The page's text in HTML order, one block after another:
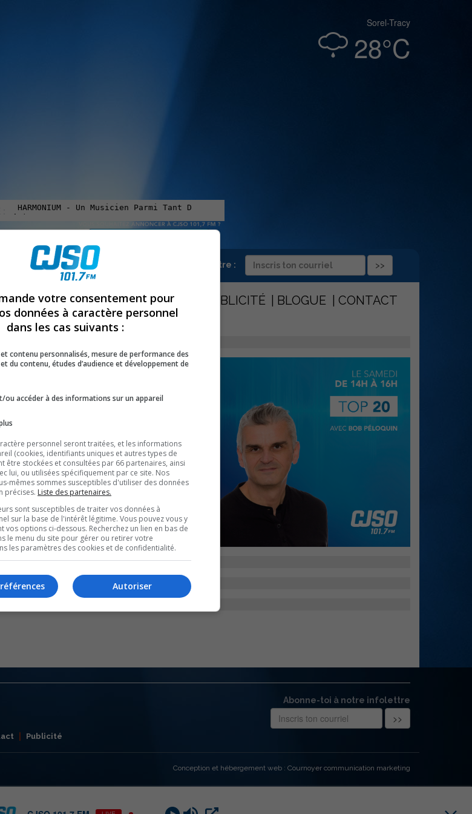
Sorel-Tracy
28°C
Tracy et la région, abonne-toi à notre infolettre :
ÉMISSIONS CONCOURS PUBLICITÉ BLOGUE CONTACT
SES POMPIERS COMME PREMIERS
Abonne-toi à notre infolettre
Publicité
Conception et hébergement web : Cournoyer communication marketing
votre consentement pour
données à caractère personnel
dans les cas suivants :
contenu personnalisés, mesure de performance des
du contenu, études d’audience et développement de
ou accéder à des informations sur un appareil
personnel seront traitées, et les informations
(cookies, identifiants uniques et autres types de
être stockées et consultées par 66 partenaires, ainsi
lui, ou utilisées spécifiquement par ce site. Nos
mêmes sommes susceptibles d'utiliser des données
précises. Liste des partenaires.
sont susceptibles de traiter vos données à
sur la base de l'intérêt légitime. Vous pouvez vous y
vos options ci-dessous. Recherchez un lien en bas de
le menu du site pour gérer ou retirer votre
les paramètres des cookies et de confidentialité.
Autoriser